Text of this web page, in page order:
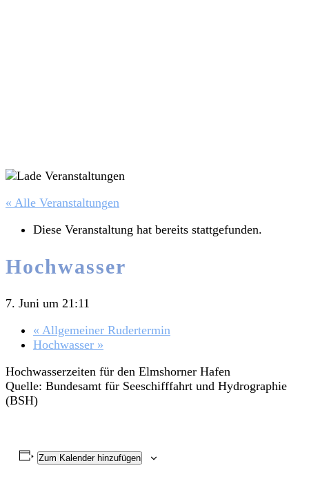
« Alle Veranstaltungen
Diese Veranstaltung hat bereits stattgefunden.
Hochwasser
7. Juni um 21:11
« Allgemeiner Rudertermin
Hochwasser »
Hochwasserzeiten für den Elmshorner Hafen
Quelle: Bundesamt für Seeschifffahrt und Hydrographie
(BSH)
Zum Kalender hinzufügen